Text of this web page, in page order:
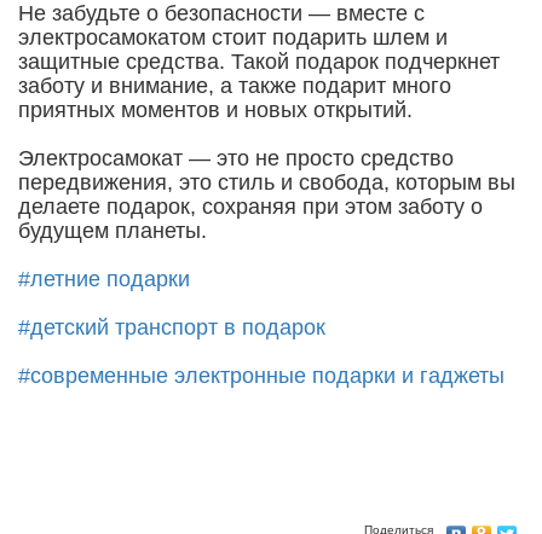
Не забудьте о безопасности — вместе с
электросамокатом стоит подарить шлем и
защитные средства. Такой подарок подчеркнет
заботу и внимание, а также подарит много
приятных моментов и новых открытий.
Электросамокат — это не просто средство
передвижения, это стиль и свобода, которым вы
делаете подарок, сохраняя при этом заботу о
будущем планеты.
#летние подарки
#детский транспорт в подарок
#современные электронные подарки и гаджеты
Поделиться